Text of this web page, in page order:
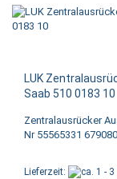
LUK
Saab 510 0183 10
Zentralausrücker
Nr 55565331
Lieferzeit: